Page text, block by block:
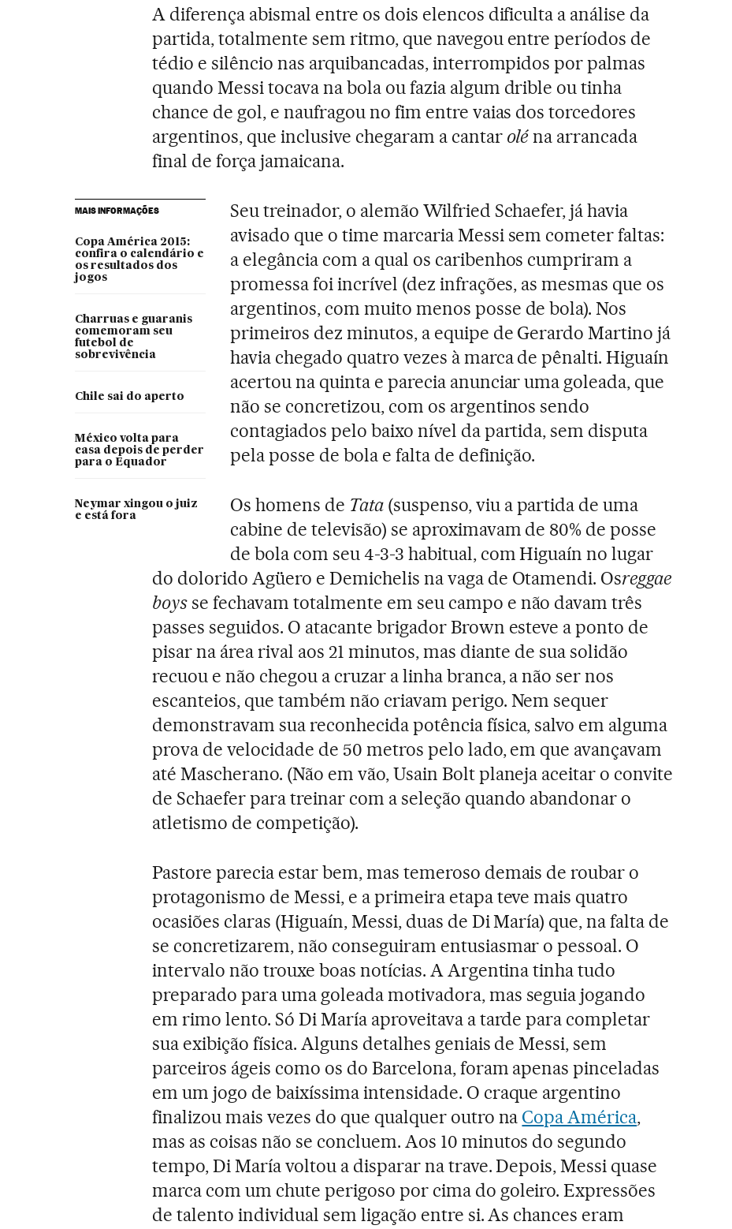
A diferença abismal entre os dois elencos dificulta a análise da
partida, totalmente sem ritmo, que navegou entre períodos de
tédio e silêncio nas arquibancadas, interrompidos por palmas
quando Messi tocava na bola ou fazia algum drible ou tinha
chance de gol, e naufragou no fim entre vaias dos torcedores
argentinos, que inclusive chegaram a cantar oléna arrancada
final de força jamaicana.
MAIS INFORMAÇÕES
Copa América 2015:
confira o calendário e
os resultados dos
jogos
Charruas e guaranis
comemoram seu
futebol de
sobrevivência
Chile sai do aperto
México volta para
casa depois de perder
para o Equador
Neymar xingou o juiz
e está fora
Seu treinador, o alemão Wilfried Schaefer, já havia
avisado que o time marcaria Messi sem cometer faltas:
a elegância com a qual os caribenhos cumpriram a
promessa foi incrível (dez infrações, as mesmas que os
argentinos, com muito menos posse de bola). Nos
primeiros dez minutos, a equipe de Gerardo Martino já
havia chegado quatro vezes à marca de pênalti. Higuaín
acertou na quinta e parecia anunciar uma goleada, que
não se concretizou, com os argentinos sendo
contagiados pelo baixo nível da partida, sem disputa
pela posse de bola e falta de definição.
Os homens de Tata (suspenso, viu a partida de uma
cabine de televisão) se aproximavam de 80% de posse
de bola com seu 4-3-3 habitual, com Higuaín no lugar
do dolorido Agüero e Demichelis na vaga de Otamendi. Osreggae
boys se fechavam totalmente em seu campo e não davam três
passes seguidos. O atacante brigador Brown esteve a ponto de
pisar na área rival aos 21 minutos, mas diante de sua solidão
recuou e não chegou a cruzar a linha branca, a não ser nos
escanteios, que também não criavam perigo. Nem sequer
demonstravam sua reconhecida potência física, salvo em alguma
prova de velocidade de 50 metros pelo lado, em que avançavam
até Mascherano. (Não em vão, Usain Bolt planeja aceitar o convite
de Schaefer para treinar com a seleção quando abandonar o
atletismo de competição).
Pastore parecia estar bem, mas temeroso demais de roubar o
protagonismo de Messi, e a primeira etapa teve mais quatro
ocasiões claras (Higuaín, Messi, duas de Di María) que, na falta de
se concretizarem, não conseguiram entusiasmar o pessoal. O
intervalo não trouxe boas notícias. A Argentina tinha tudo
preparado para uma goleada motivadora, mas seguia jogando
em rimo lento. Só Di María aproveitava a tarde para completar
sua exibição física. Alguns detalhes geniais de Messi, sem
parceiros ágeis como os do Barcelona, foram apenas pinceladas
em um jogo de baixíssima intensidade. O craque argentino
finalizou mais vezes do que qualquer outro na Copa América,
mas as coisas não se concluem. Aos 10 minutos do segundo
tempo, Di María voltou a disparar na trave. Depois, Messi quase
marca com um chute perigoso por cima do goleiro. Expressões
de talento individual sem ligação entre si. As chances eram